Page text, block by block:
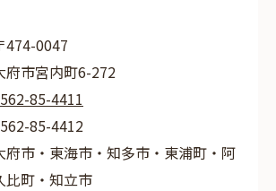
474-0047
府市宮内町6-272
85-4411
85-4412
府市・東海市・知多市・東浦町・阿
比町・知立市